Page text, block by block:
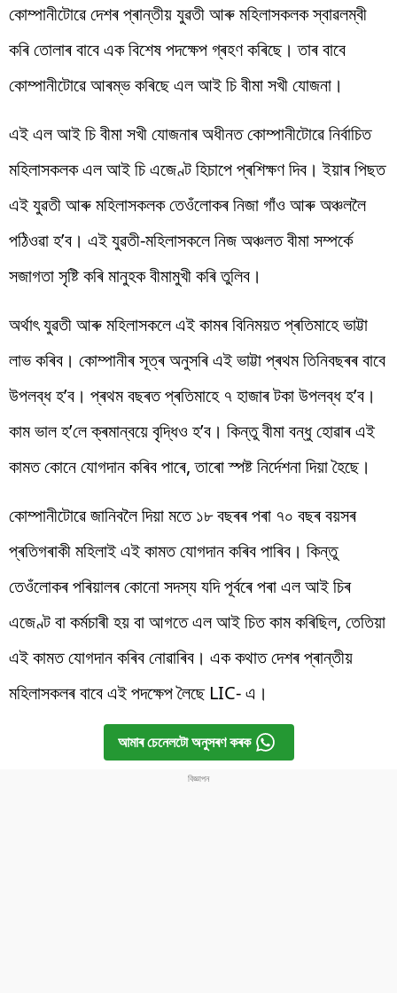
কোম্পানীটোৱে দেশৰ প্ৰান্তীয় যুৱতী আৰু মহিলাসকলক স্বাৱলম্বী
কৰি তোলাৰ বাবে এক বিশেষ পদক্ষেপ গ্ৰহণ কৰিছে। তাৰ বাবে
কোম্পানীটোৱে আৰম্ভ কৰিছে এল আই চি বীমা সখী যোজনা।
এই এল আই চি বীমা সখী যোজনাৰ অধীনত কোম্পানীটোৱে নিৰ্বাচিত
মহিলাসকলক এল আই চি এজেণ্ট হিচাপে প্ৰশিক্ষণ দিব। ইয়াৰ পিছত
এই যুৱতী আৰু মহিলাসকলক তেওঁলোকৰ নিজা গাঁও আৰু অঞ্চললৈ
পঠিওৱা হ’ব। এই যুৱতী-মহিলাসকলে নিজ অঞ্চলত বীমা সম্পৰ্কে
সজাগতা সৃষ্টি কৰি মানুহক বীমামুখী কৰি তুলিব।
অৰ্থাৎ যুৱতী আৰু মহিলাসকলে এই কামৰ বিনিময়ত প্ৰতিমাহে ভাট্টা
লাভ কৰিব। কোম্পানীৰ সূত্ৰ অনুসৰি এই ভাট্টা প্ৰথম তিনিবছৰৰ বাবে
উপলব্ধ হ’ব। প্ৰথম বছৰত প্ৰতিমাহে ৭ হাজাৰ টকা উপলব্ধ হ’ব।
কাম ভাল হ’লে ক্ৰমান্বয়ে বৃদ্ধিও হ’ব। কিন্তু বীমা বন্ধু হোৱাৰ এই
কামত কোনে যোগদান কৰিব পাৰে, তাৰো স্পষ্ট নিৰ্দেশনা দিয়া হৈছে।
কোম্পানীটোৱে জানিবলৈ দিয়া মতে ১৮ বছৰৰ পৰা ৭০ বছৰ বয়সৰ
প্ৰতিগৰাকী মহিলাই এই কামত যোগদান কৰিব পাৰিব। কিন্তু
তেওঁলোকৰ পৰিয়ালৰ কোনো সদস্য যদি পূৰ্বৰে পৰা এল আই চিৰ
এজেণ্ট বা কৰ্মচাৰী হয় বা আগতে এল আই চিত কাম কৰিছিল, তেতিয়া
এই কামত যোগদান কৰিব নোৱাৰিব। এক কথাত দেশৰ প্ৰান্তীয়
মহিলাসকলৰ বাবে এই পদক্ষেপ লৈছে LIC- এ।
আমাৰ চেনেলটো অনুসৰণ কৰক